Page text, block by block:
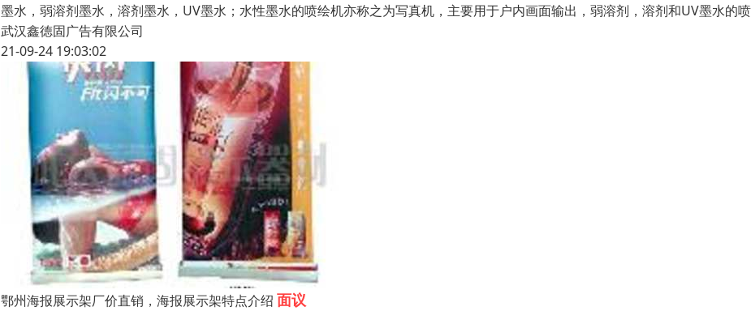
墨水，弱溶剂墨水，溶剂墨水，UV墨水；水性墨水的喷绘机亦称之为写真机，主要用于户内画面输出，弱溶剂，溶剂和UV墨水的
武汉鑫徳固广告有限公司
21-09-24 19:03:02
鄂州海报展示架厂价直销，海报展示架特点介绍 面议